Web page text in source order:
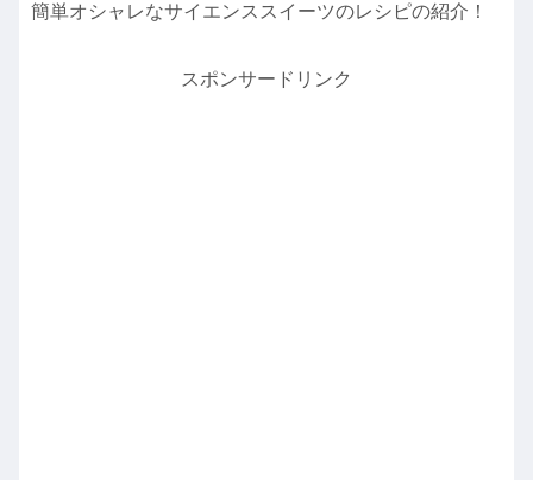
簡単オシャレなサイエンススイーツのレシピの紹介！
スポンサードリンク